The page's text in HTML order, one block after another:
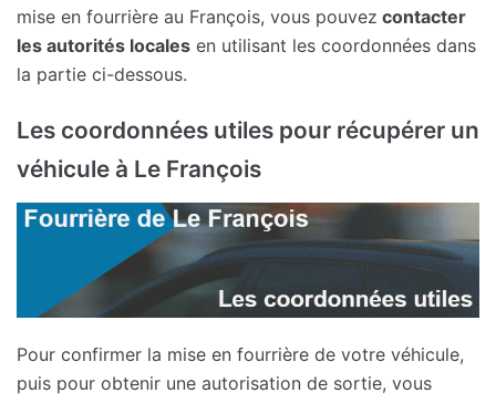
mise en fourrière au François, vous pouvez contacter
les autorités locales en utilisant les coordonnées dans
la partie ci-dessous.
Les coordonnées utiles pour récupérer un
véhicule à Le François
Pour confirmer la mise en fourrière de votre véhicule,
puis pour obtenir une autorisation de sortie, vous